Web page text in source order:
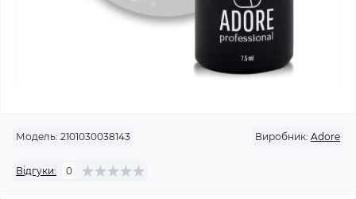
Модель: 2101030038143 Виробник: Adore
Відгуки: 0